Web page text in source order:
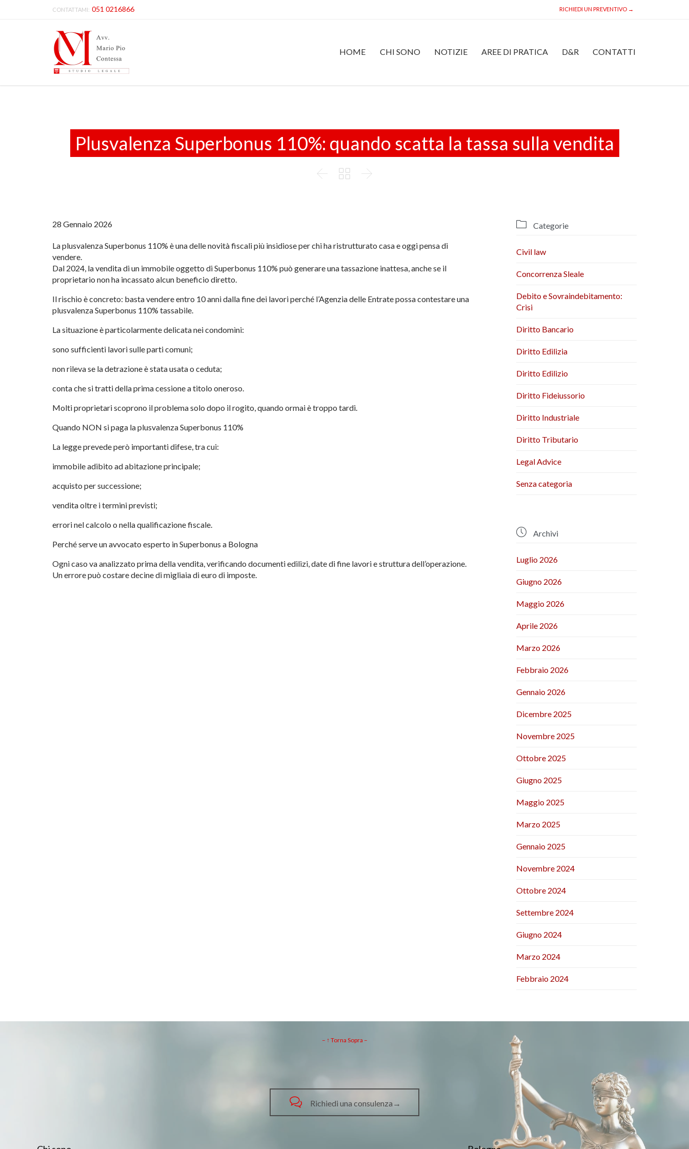
CONTATTAMI: 051 0216866 RICHIEDI UN PREVENTIVO →
HOME CHI SONO NOTIZIE AREE DI PRATICA D&R CONTATTI
Plusvalenza Superbonus 110%: quando scatta la tassa sulla vendita
  
28 Gennaio 2026
La plusvalenza Superbonus 110% è una delle novità fiscali più insidiose per chi ha ristrutturato casa e oggi pensa di
vendere.
Dal 2024, la vendita di un immobile oggetto di Superbonus 110% può generare una tassazione inattesa, anche se il
proprietario non ha incassato alcun beneficio diretto.
Il rischio è concreto: basta vendere entro 10 anni dalla fine dei lavori perché l’Agenzia delle Entrate possa contestare una
plusvalenza Superbonus 110% tassabile.
La situazione è particolarmente delicata nei condomìni:
sono sufficienti lavori sulle parti comuni;
non rileva se la detrazione è stata usata o ceduta;
conta che si tratti della prima cessione a titolo oneroso.
Molti proprietari scoprono il problema solo dopo il rogito, quando ormai è troppo tardi.
Quando NON si paga la plusvalenza Superbonus 110%
La legge prevede però importanti difese, tra cui:
immobile adibito ad abitazione principale;
acquisto per successione;
vendita oltre i termini previsti;
errori nel calcolo o nella qualificazione fiscale.
Perché serve un avvocato esperto in Superbonus a Bologna
Ogni caso va analizzato prima della vendita, verificando documenti edilizi, date di fine lavori e struttura dell’operazione.
Un errore può costare decine di migliaia di euro di imposte.
 Categorie
Civil law
Concorrenza Sleale
Debito e Sovraindebitamento:
Crisi
Diritto Bancario
Diritto Edilizia
Diritto Edilizio
Diritto Fideiussorio
Diritto Industriale
Diritto Tributario
Legal Advice
Senza categoria
 Archivi
Luglio 2026
Giugno 2026
Maggio 2026
Aprile 2026
Marzo 2026
Febbraio 2026
Gennaio 2026
Dicembre 2025
Novembre 2025
Ottobre 2025
Giugno 2025
Maggio 2025
Marzo 2025
Gennaio 2025
Novembre 2024
Ottobre 2024
Settembre 2024
Giugno 2024
Marzo 2024
Febbraio 2024
– ↑ Torna Sopra –
 Richiedi una consulenza→